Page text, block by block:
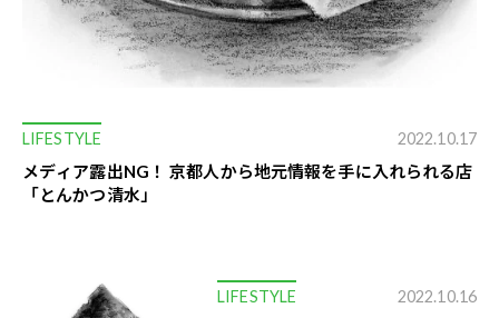
LIFESTYLE 2022.10.17
メディア露出NG！ 京都人から地元情報を手に入れられる店
「とんかつ清水」
LIFESTYLE 2022.10.16